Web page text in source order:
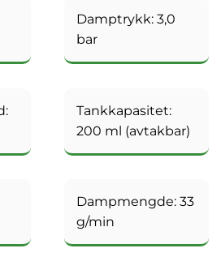
Damptrykk: 3,0
bar
Tankkapasitet:
200 ml (avtakbar)
Dampmengde: 33
g/min